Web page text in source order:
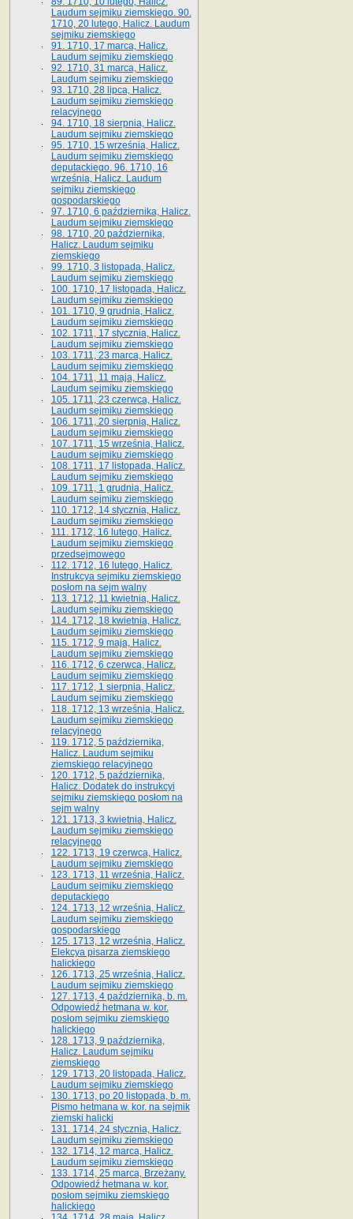
Laudum sejmiku ziemskiego. 90.
1710, 20 lutego, Halicz. Laudum
sejmiku ziemskiego
91. 1710, 17 marca, Halicz.
Laudum sejmiku ziemskiego
92. 1710, 31 marca, Halicz.
Laudum sejmiku ziemskiego
93. 1710, 28 lipca, Halicz.
Laudum sejmiku ziemskiego
relacyjnego
94. 1710, 18 sierpnia, Halicz.
Laudum sejmiku ziemskiego
95. 1710, 15 września, Halicz.
Laudum sejmiku ziemskiego
deputackiego. 96. 1710, 16
września, Halicz. Laudum
sejmiku ziemskiego
gospodarskiego
97. 1710, 6 października, Halicz.
Laudum sejmiku ziemskiego
98. 1710, 20 października,
Halicz. Laudum sejmiku
ziemskiego
99. 1710, 3 listopada, Halicz.
Laudum sejmiku ziemskiego
100. 1710, 17 listopada, Halicz.
Laudum sejmiku ziemskiego
101. 1710, 9 grudnia, Halicz.
Laudum sejmiku ziemskiego
102. 1711, 17 stycznia, Halicz.
Laudum sejmiku ziemskiego
103. 1711, 23 marca, Halicz.
Laudum sejmiku ziemskiego
104. 1711, 11 maja, Halicz.
Laudum sejmiku ziemskiego
105. 1711, 23 czerwca, Halicz.
Laudum sejmiku ziemskiego
106. 1711, 20 sierpnia, Halicz.
Laudum sejmiku ziemskiego
107. 1711, 15 września, Halicz.
Laudum sejmiku ziemskiego
108. 1711, 17 listopada, Halicz.
Laudum sejmiku ziemskiego
109. 1711, 1 grudnia, Halicz.
Laudum sejmiku ziemskiego
110. 1712, 14 stycznia, Halicz.
Laudum sejmiku ziemskiego
111. 1712, 16 lutego, Halicz.
Laudum sejmiku ziemskiego
przedsejmowego
112. 1712, 16 lutego, Halicz.
Instrukcya sejmiku ziemskiego
posłom na sejm walny
113. 1712, 11 kwietnia, Halicz.
Laudum sejmiku ziemskiego
114. 1712, 18 kwietnia, Halicz.
Laudum sejmiku ziemskiego
115. 1712, 9 maja, Halicz.
Laudum sejmiku ziemskiego
116. 1712, 6 czerwca, Halicz.
Laudum sejmiku ziemskiego
117. 1712, 1 sierpnia, Halicz.
Laudum sejmiku ziemskiego
118. 1712, 13 września, Halicz.
Laudum sejmiku ziemskiego
relacyjnego
119. 1712, 5 października,
Halicz. Laudum sejmiku
ziemskiego relacyjnego
120. 1712, 5 października,
Halicz. Dodatek do instrukcyi
sejmiku ziemskiego posłom na
sejm walny
121. 1713, 3 kwietnia, Halicz.
Laudum sejmiku ziemskiego
relacyjnego
122. 1713, 19 czerwca, Halicz.
Laudum sejmiku ziemskiego
123. 1713, 11 września, Halicz.
Laudum sejmiku ziemskiego
deputackiego
124. 1713, 12 września, Halicz.
Laudum sejmiku ziemskiego
gospodarskiego
125. 1713, 12 września, Halicz.
Elekcya pisarza ziemskiego
halickiego
126. 1713, 25 września, Halicz.
Laudum sejmiku ziemskiego
127. 1713, 4 października, b. m.
Odpowiedź hetmana w. kor.
posłom sejmiku ziemskiego
halickiego
128. 1713, 9 października,
Halicz. Laudum sejmiku
ziemskiego
129. 1713, 20 listopada, Halicz.
Laudum sejmiku ziemskiego
130. 1713, po 20 listopada, b. m.
Pismo hetmana w. kor. na sejmik
ziemski halicki
131. 1714, 24 stycznia, Halicz.
Laudum sejmiku ziemskiego
132. 1714, 12 marca, Halicz.
Laudum sejmiku ziemskiego
133. 1714, 25 marca, Brzeżany.
Odpowiedź hetmana w. kor.
posłom sejmiku ziemskiego
halickiego